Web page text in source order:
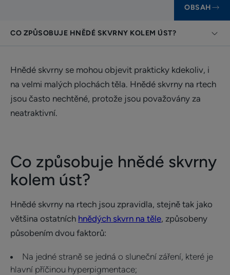
OBSAH
CO ZPŮSOBUJE HNĚDÉ SKVRNY KOLEM ÚST?
Hnědé skvrny se mohou objevit prakticky kdekoliv, i
na velmi malých plochách těla. Hnědé skvrny na rtech
jsou často nechtěné, protože jsou považovány za
neatraktivní.
Co způsobuje hnědé skvrny
kolem úst?
Hnědé skvrny na rtech jsou zpravidla, stejně tak jako
většina ostatních hnědých skvrn na těle, způsobeny
působením dvou faktorů:
Na jedné straně se jedná o sluneční záření, které je
hlavní příčinou hyperpigmentace;